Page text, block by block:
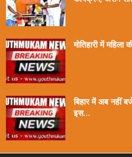
मोतिहारी में
बिहार में अब नहीं
इस...